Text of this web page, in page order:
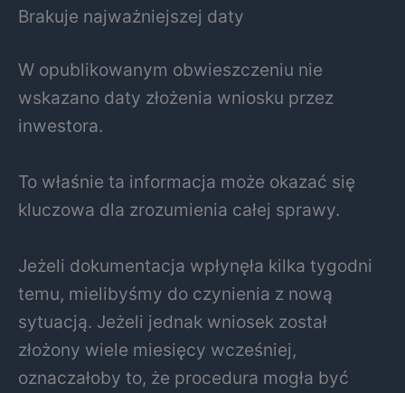
Brakuje najważniejszej daty
W opublikowanym obwieszczeniu nie
wskazano daty złożenia wniosku przez
inwestora.
To właśnie ta informacja może okazać się
kluczowa dla zrozumienia całej sprawy.
Jeżeli dokumentacja wpłynęła kilka tygodni
temu, mielibyśmy do czynienia z nową
sytuacją. Jeżeli jednak wniosek został
złożony wiele miesięcy wcześniej,
oznaczałoby to, że procedura mogła być